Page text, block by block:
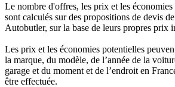
Le nombre d'offres, les prix et les
sont calculés sur des propositions de devis
Autobutler, sur la base de leurs propres prix
Les prix et les économies potentielles
la marque, du modèle, de l’année de la
garage et du moment et de l’endroit en
être effectuée.